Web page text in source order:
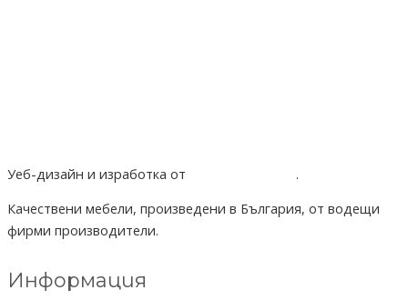
Уеб-дизайн и изработка от
.
Качествени мебели, произведени в България, от водещи
фирми производители.
Информация